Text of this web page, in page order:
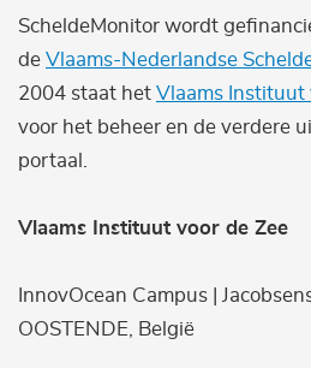
ScheldeMonitor wordt
de Vlaams-Nederlandse
2004 staat het Vlaams Instituut
voor het beheer en de verdere
portaal.
Vlaams Instituut voor de Zee
InnovOcean Campus |
OOSTENDE, België